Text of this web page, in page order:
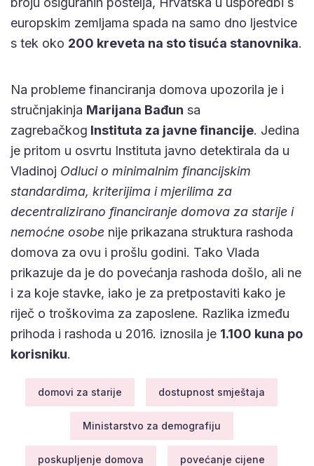
europskim zemljama spada na samo dno ljestvice
s tek oko 200 kreveta na sto tisuća stanovnika.
Na probleme financiranja domova upozorila je i
stručnjakinja Marijana Bađun sa
zagrebačkog Instituta za javne financije. Jedina
je pritom u osvrtu Instituta javno detektirala da u
Vladinoj Odluci o minimalnim financijskim
standardima, kriterijima i mjerilima za
decentralizirano financiranje domova za starije i
nemoćne osobe nije prikazana struktura rashoda
domova za ovu i prošlu godini. Tako Vlada
prikazuje da je do povećanja rashoda došlo, ali ne
i za koje stavke, iako je za pretpostaviti kako je
riječ o troškovima za zaposlene. Razlika između
prihoda i rashoda u 2016. iznosila je 1.100 kuna po
korisniku.
domovi za starije dostupnost smještaja
Ministarstvo za demografiju
poskupljenje domova povećanje cijene